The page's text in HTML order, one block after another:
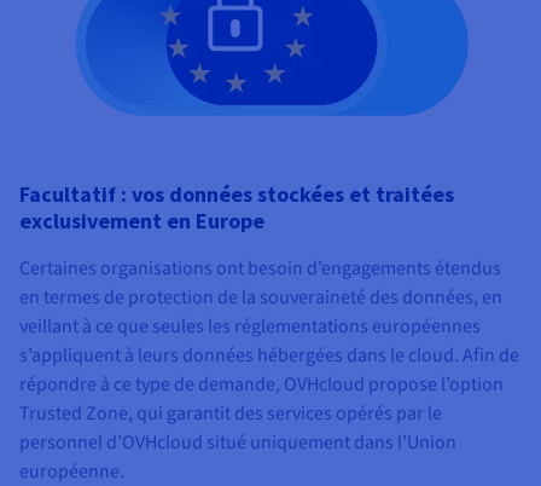
Facultatif : vos données stockées et traitées
exclusivement en Europe
Certaines organisations ont besoin d’engagements étendus
en termes de protection de la souveraineté des données, en
veillant à ce que seules les réglementations européennes
s’appliquent à leurs données hébergées dans le cloud. Afin de
répondre à ce type de demande, OVHcloud propose l’option
Trusted Zone, qui garantit des services opérés par le
personnel d’OVHcloud situé uniquement dans l’Union
européenne.